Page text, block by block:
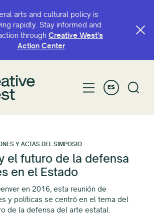
arts and cultural policy is
rapidly. Stay informed and
through Creative West’s
Action Center.
ES
Y ACTAS DEL SIMPOSIO
el futuro de la defensa
en el Estado
en 2016, esta reunión de
y políticas se centró en el tema del
de la defensa del arte estatal.